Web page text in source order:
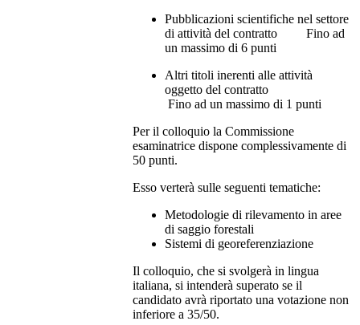
Pubblicazioni scientifiche nel settore
di attività del contratto Fino ad
un massimo di 6 punti
Altri titoli inerenti alle attività
oggetto del contratto
Fino ad un massimo di 1 punti
Per il colloquio la Commissione
esaminatrice dispone complessivamente di
50 punti.
Esso verterà sulle seguenti tematiche:
Metodologie di rilevamento in aree
di saggio forestali
Sistemi di georeferenziazione
Il colloquio, che si svolgerà in lingua
italiana, si intenderà superato se il
candidato avrà riportato una votazione non
inferiore a 35/50.